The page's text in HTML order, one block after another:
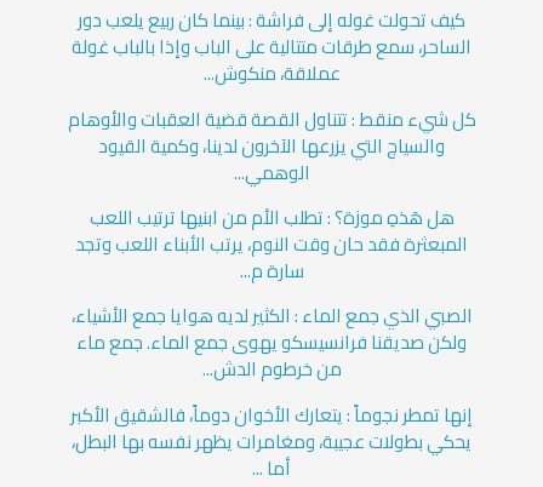
كيف تحولت غوله إلى فراشة : بينما كان ربيع يلعب دور
الساحر، سمع طرقات متتالية على الباب وإذا بالباب غولة
عملاقة، منكوش...
كل شيء منقط : تتناول القصة قضية العقبات والأوهام
والسياج التي يزرعها الآخرون لدينا، وكمية القيود
الوهمي...
هل هَذهِ موزة؟ : تطلب الأم من ابنيها ترتيب اللعب
المبعثرة فقد حان وقت النوم، يرتب الأبناء اللعب وتجد
سارة م...
الصبي الذي جمع الماء : الكثير لديه هوايا جمع الأشياء،
ولكن صديقنا فرانسيسكو يهوى جمع الماء. جمع ماء
من خرطوم الدش...
إنها تمطر نجوماً : يتعارك الأخوان دوماً، فالشقيق الأكبر
يحكي بطولات عجيبة، ومغامرات يظهر نفسه بها البطل،
أما ...